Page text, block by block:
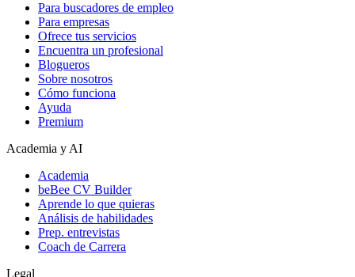
Para buscadores de empleo
Para empresas
Ofrece tus servicios
Encuentra un profesional
Blogueros
Sobre nosotros
Cómo funciona
Ayuda
Premium
Academia y AI
Academia
beBee CV Builder
Aprende lo que quieras
Análisis de habilidades
Prep. entrevistas
Coach de Carrera
Legal